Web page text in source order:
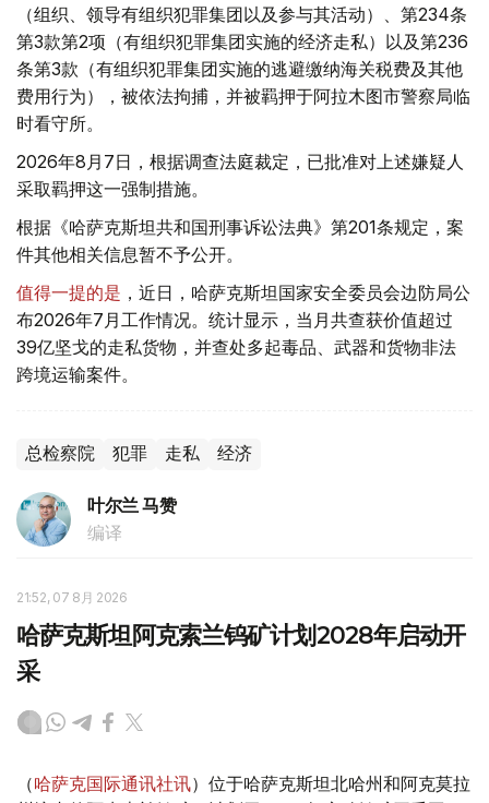
（组织、领导有组织犯罪集团以及参与其活动）、第234条
第3款第2项（有组织犯罪集团实施的经济走私）以及第236
条第3款（有组织犯罪集团实施的逃避缴纳海关税费及其他
费用行为），被依法拘捕，并被羁押于阿拉木图市警察局临
时看守所。
2026年8月7日，根据调查法庭裁定，已批准对上述嫌疑人
采取羁押这一强制措施。
根据《哈萨克斯坦共和国刑事诉讼法典》第201条规定，案
件其他相关信息暂不予公开。
值得一提的是 ，近日，哈萨克斯坦国家安全委员会边防局公
布2026年7月工作情况。统计显示，当月共查获价值超过
39亿坚戈的走私货物，并查处多起毒品、武器和货物非法
跨境运输案件。
总检察院 犯罪 走私 经济
叶尔兰 马赞
编译
21:52, 07 8月 2026
哈萨克斯坦阿克索兰钨矿计划2028年启动开
采
（哈萨克国际通讯社讯）位于哈萨克斯坦北哈州和阿克莫拉